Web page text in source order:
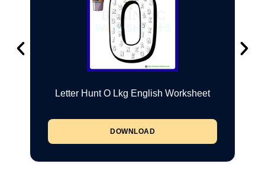
Letter Hunt O Lkg English Worksheet
DOWNLOAD